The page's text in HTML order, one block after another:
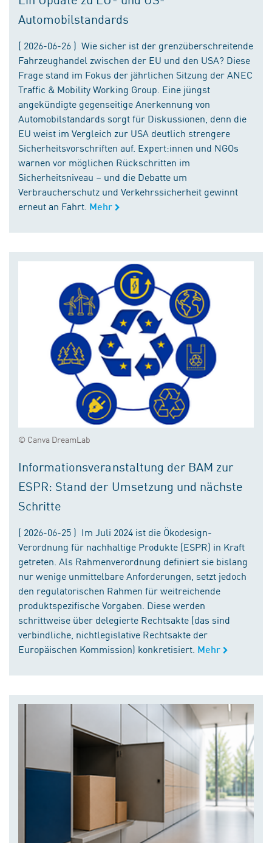
Automobilstandards
( 2026-06-26 ) Wie sicher ist der grenzüberschreitende
Fahrzeughandel zwischen der EU und den USA? Diese
Frage stand im Fokus der jährlichen Sitzung der ANEC
Traffic & Mobility Working Group. Eine jüngst
angekündigte gegenseitige Anerkennung von
Automobilstandards sorgt für Diskussionen, denn die
EU weist im Vergleich zur USA deutlich strengere
Sicherheitsvorschriften auf. Expert:innen und NGOs
warnen vor möglichen Rückschritten im
Sicherheitsniveau – und die Debatte um
Verbraucherschutz und Verkehrssicherheit gewinnt
erneut an Fahrt. Mehr
© Canva DreamLab
Informationsveranstaltung der BAM zur
ESPR: Stand der Umsetzung und nächste
Schritte
( 2026-06-25 ) Im Juli 2024 ist die Ökodesign-
Verordnung für nachhaltige Produkte (ESPR) in Kraft
getreten. Als Rahmenverordnung definiert sie bislang
nur wenige unmittelbare Anforderungen, setzt jedoch
den regulatorischen Rahmen für weitreichende
produktspezifische Vorgaben. Diese werden
schrittweise über delegierte Rechtsakte (das sind
verbindliche, nichtlegislative Rechtsakte der
Europäischen Kommission) konkretisiert. Mehr